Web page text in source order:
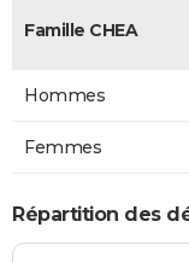
Famille CHEA
Hommes
Femmes
Répartition des